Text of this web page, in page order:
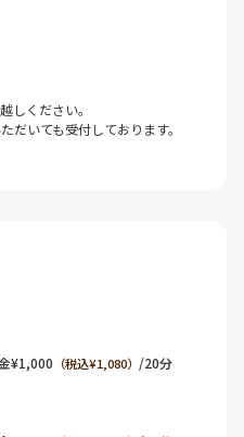
しください。
だいても受付しております。
¥1,000 （税込¥1,080） /20分